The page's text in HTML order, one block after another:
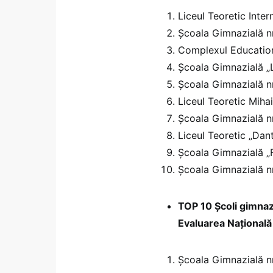
Liceul Teoretic
Școala Gimnazială
Complexul
Școala Gimnazială
Școala Gimnazială
Liceul Teoretic
Școala Gimnazială
Liceul Teoretic
Școala Gimnazială
Școala Gimnazială
TOP 10 Școli
Evaluarea
Școala Gimnazială